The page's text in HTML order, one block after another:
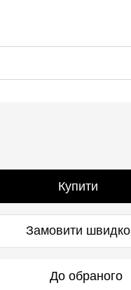
Купити
Замовити швидко
До обраного